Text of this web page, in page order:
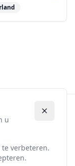
u
verbeteren.